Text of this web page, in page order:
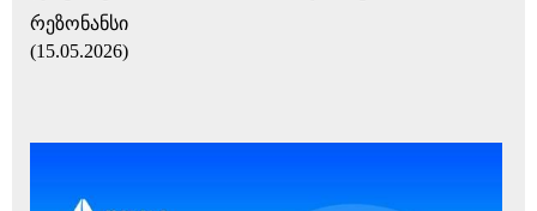
რეზონანსი
(15.05.2026)